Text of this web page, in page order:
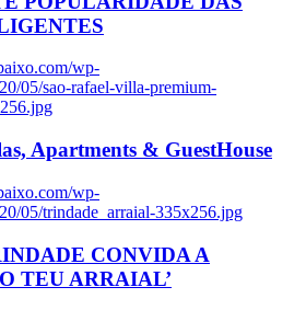
wp-
05/sao-rafael-villa-premium-
Apartments & GuestHouse
wp-
05/trindade_arraial-335x256.jpg
CONVIDA A
TEU ARRAIAL’